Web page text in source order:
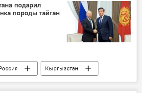
подарил
породы тайган
Кыргызстан
Владимир Путин